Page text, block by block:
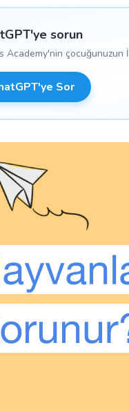
sorun
Academy'nin
Sor